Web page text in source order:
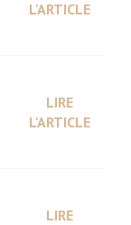
L'ARTICLE
LIRE
L'ARTICLE
LIRE